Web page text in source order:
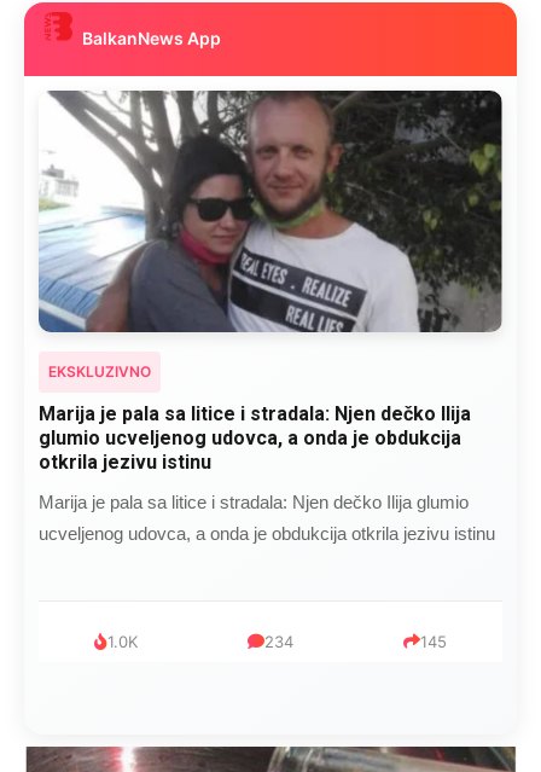
BalkanNews App
EKSKLUZIVNO
Kad se Marin suprug razbolio ona ga kupala,
pelene mu mijenjala: Jedno jutro je poslao po
čokoladu..
Kad se Marin suprug razbolio ona ga kupala, pelene mu
mijenjala: Jedno jutro je poslao po čokoladu..
999 321 234